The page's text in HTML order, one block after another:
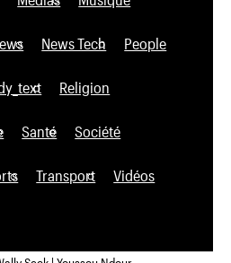
News Tech People
Religion
Santé Société
Transport Vidéos